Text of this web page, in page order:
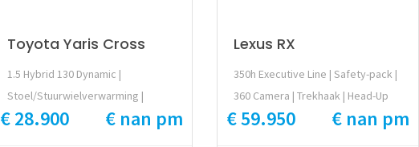
Toyota Yaris Cross
1.5 Hybrid 130 Dynamic |
Stoel/Stuurwielverwarming |
Dodehoek | PDC
€ 28.900 € nan pm
Lexus RX
350h Executive Line | Safety-pack |
360 Camera | Trekhaak | Head-Up
€ 59.950 € nan pm